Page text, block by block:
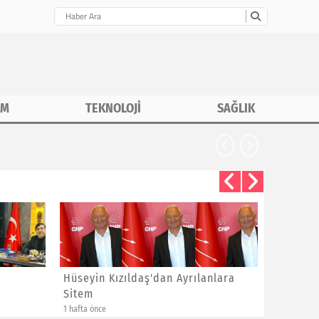
TEKNOLOJİ SAĞLIK
Hüseyin Kızıldaş'dan Ayrılanlara
Sitem
1 hafta önce